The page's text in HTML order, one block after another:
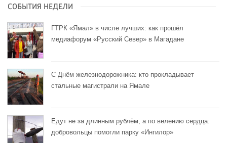
СОБЫТИЯ НЕДЕЛИ
ГТРК «Ямал» в числе лучших: как прошёл
медиафорум «Русский Север» в Магадане
С Днём железнодорожника: кто прокладывает
стальные магистрали на Ямале
Едут не за длинным рублём, а по велению сердца:
добровольцы помогли парку «Ингилор»